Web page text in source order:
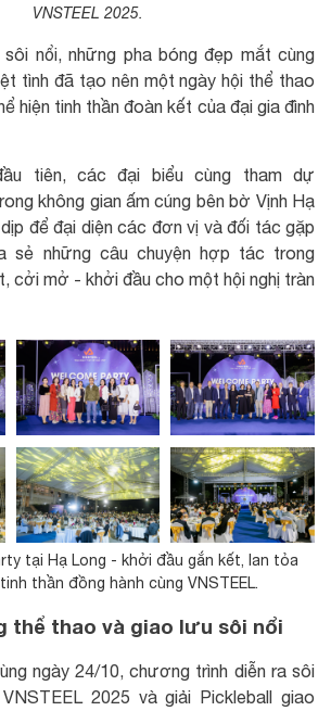
VNSTEEL 2025.
sôi nổi, những pha bóng đẹp mắt cùng
tình đã tạo nên một ngày hội thể thao
hiện tinh thần đoàn kết của đại gia đình
tiên, các đại biểu cùng tham dự
không gian ấm cúng bên bờ Vịnh Hạ
để đại diện các đơn vị và đối tác gặp
sẻ những câu chuyện hợp tác trong
cởi mở - khởi đầu cho một hội nghị tràn
tại Hạ Long - khởi đầu gắn kết, lan tỏa
thần đồng hành cùng VNSTEEL.
thể thao và giao lưu sôi nổi
ngày 24/10, chương trình diễn ra sôi
2025 và giải Pickleball giao